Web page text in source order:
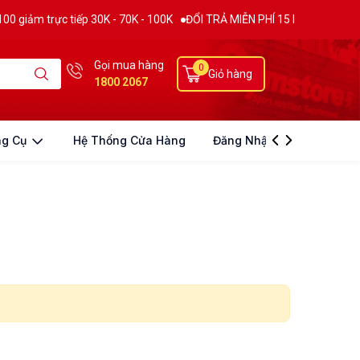
trực tiếp 30K - 70K - 100K ĐỔI TRẢ MIỄN PHÍ 15 NGÀY
Gọi mua hàng
1800 2067
Giỏ hàng
0
Cụ Hệ Thống Cửa Hàng Đăng Nhập